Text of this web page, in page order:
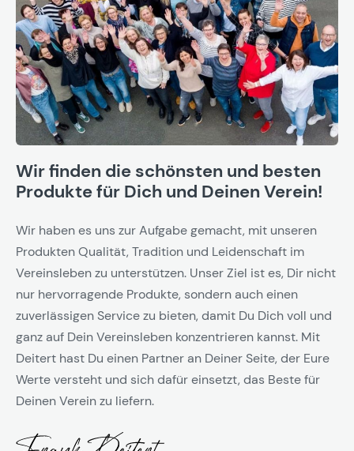
Wir finden die schönsten und besten
Produkte für Dich und Deinen Verein!
Wir haben es uns zur Aufgabe gemacht, mit unseren
Produkten Qualität, Tradition und Leidenschaft im
Vereinsleben zu unterstützen. Unser Ziel ist es, Dir nicht
nur hervorragende Produkte, sondern auch einen
zuverlässigen Service zu bieten, damit Du Dich voll und
ganz auf Dein Vereinsleben konzentrieren kannst. Mit
Deitert hast Du einen Partner an Deiner Seite, der Eure
Werte versteht und sich dafür einsetzt, das Beste für
Deinen Verein zu liefern.